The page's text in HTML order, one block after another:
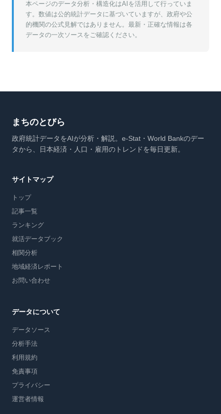
本ページのデータ分析・構造化はAIを活用して行っていま
す。数値は公的統計データに基づいていますが、政府や公
的機関の公式見解ではありません。最新・正確な情報は各
データの一次ソースをご確認ください。
まちのとびら
政府統計データをAIが分析・解説。e-Stat・World Bankのデー
タから、日本経済・人口・雇用のトレンドを毎日更新。
サイトマップ
トップ
記事一覧
ランキング
就活データブック
相関分析
地域経済レポート
お問い合わせ
データについて
データソース
分析手法
利用規約
免責事項
プライバシー
運営者情報